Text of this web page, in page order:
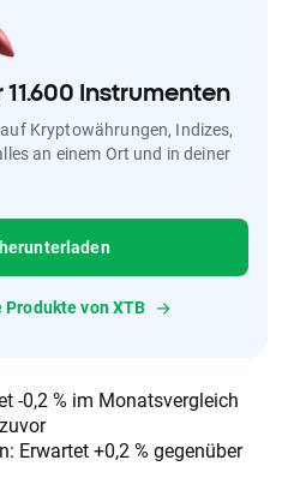
Instrumenten
Kryptowährungen, Indizes,
an einem Ort und in deiner
von XTB
-0,2 % im Monatsvergleich
Erwartet +0,2 % gegenüber